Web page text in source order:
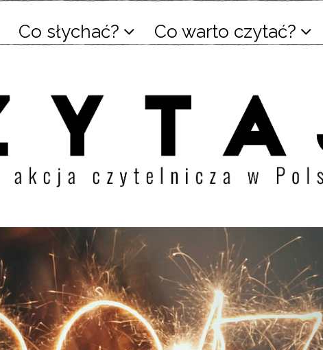
Co słychać? Co warto czytać?